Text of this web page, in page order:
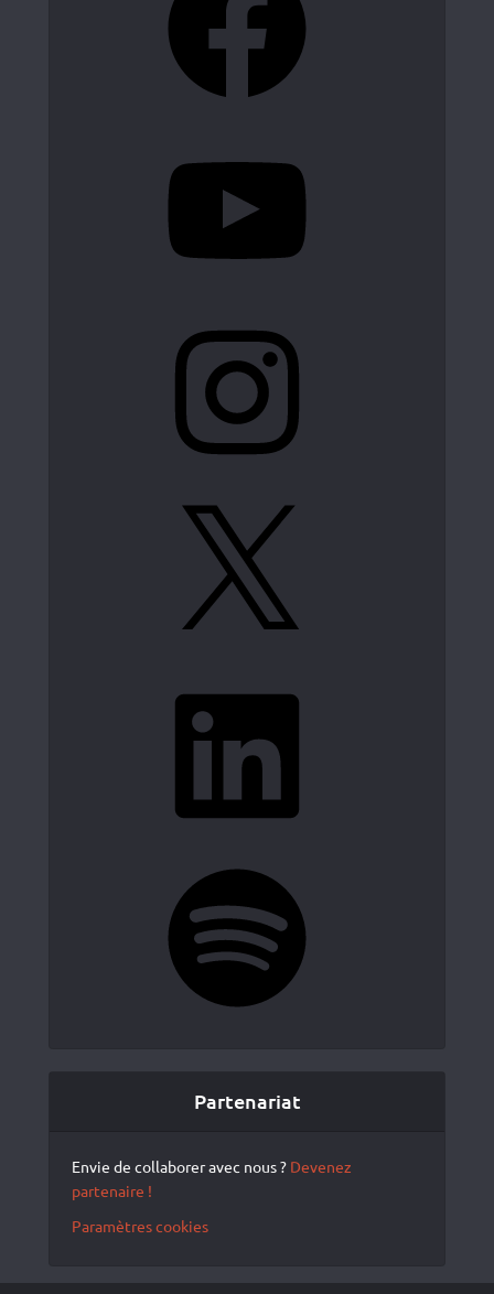
Partenariat
Envie de collaborer avec nous ? Devenez
partenaire !
Paramètres cookies